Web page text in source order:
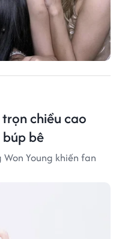
chiều cao
bê
Young khiến fan